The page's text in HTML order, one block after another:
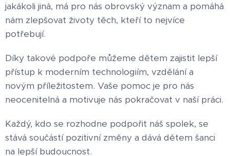
jakákoli jiná, má pro nás obrovský význam a pomáhá
nám zlepšovat životy těch, kteří to nejvíce
potřebují.
Díky takové podpoře můžeme dětem zajistit lepší
přístup k moderním technologiím, vzdělání a
novým příležitostem. Vaše pomoc je pro nás
neocenitelná a motivuje nás pokračovat v naší práci.
Každý, kdo se rozhodne podpořit náš spolek, se
stává součástí pozitivní změny a dává dětem šanci
na lepší budoucnost.